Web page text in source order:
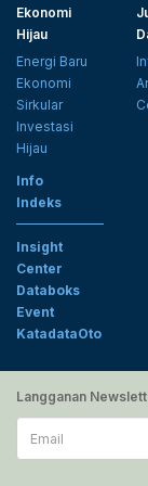
Ekonomi
Hijau
Energi Baru
Ekonomi
Sirkular
Investasi
Hijau
Info
Indeks
Insight
Center
Databoks
Event
KatadataOto
Langganan
Email